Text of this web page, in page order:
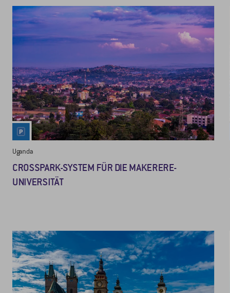
Uganda
CROSSPARK-SYSTEM FÜR DIE MAKERERE-
UNIVERSITÄT